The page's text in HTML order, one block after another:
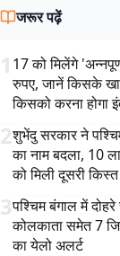
जरूर पढ़ें
1 17 को मिलेंगे
रुपए, जानें किसके
किसको करना होगा
2शुभेंदु सरकार ने
का नाम बदला, 10
को मिली दूसरी किस्त
3पश्चिम बंगाल में
कोलकाता समेत 7
का येलो अलर्ट